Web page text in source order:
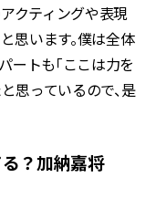
アクティングや表現
思います。僕は全体
ートも「ここは力を
思っているので、是
？加納嘉将